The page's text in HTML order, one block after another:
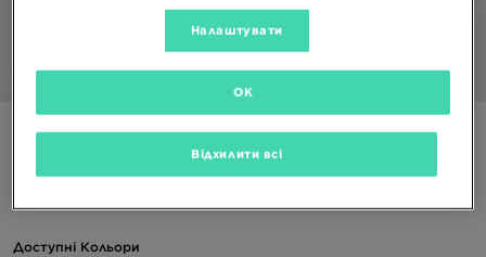
ШТАНИ M JORDAN ESS FLC PANT LB
Доступні Кольори
Налаштувати
Відхилити всі
OK